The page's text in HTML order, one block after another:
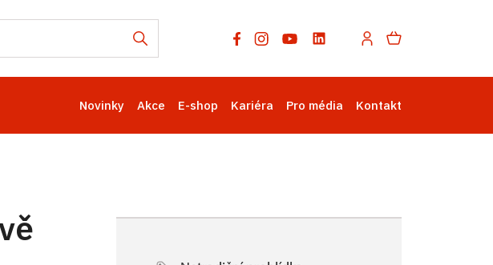
Novinky Akce E-shop Kariéra Pro média Kontakt